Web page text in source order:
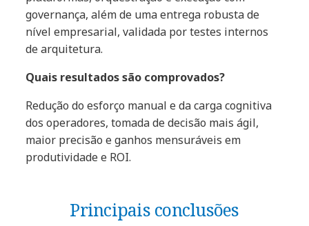
governança, além de uma entrega robusta de
nível empresarial, validada por testes internos
de arquitetura.
Quais resultados são comprovados?
Redução do esforço manual e da carga cognitiva
dos operadores, tomada de decisão mais ágil,
maior precisão e ganhos mensuráveis em
produtividade e ROI.
Principais conclusões